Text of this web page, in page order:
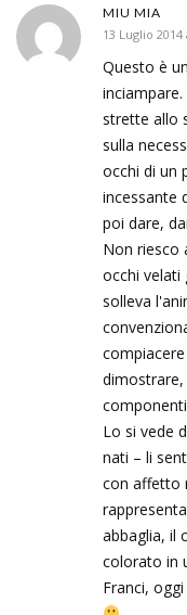
MIU MIA
13 Luglio 2014
Questo è
strette allo
sulla
occhi di un
incessante
poi dare,
Non riesco
occhi velati
solleva
dimostrare,
Lo si vede
nati – li
con affetto
abbaglia, il
colorato in
Franci,